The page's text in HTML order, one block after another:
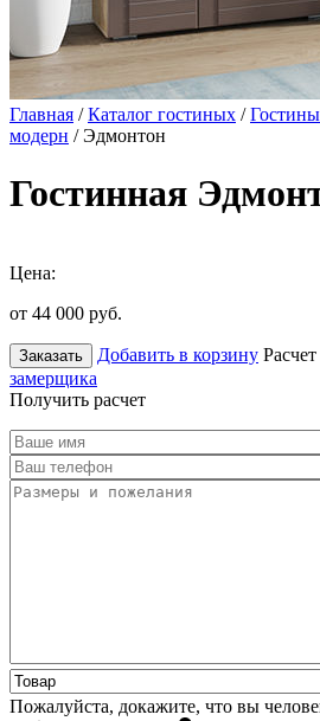
Главная /Каталог гостиных /
модерн / Эдмонтон
Гостинная
Цена:
от 44 000 руб.
Заказать Добавить в корзину
замерщика
Получить расчет
Пожалуйста, докажите, что вы